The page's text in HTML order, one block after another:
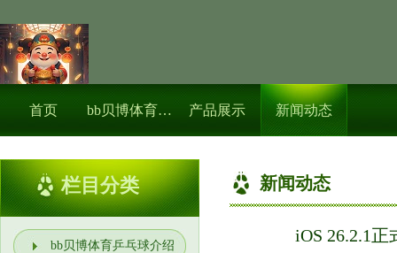
首页 bb贝博体育乒乓球介绍 产品展示 新闻动态
栏目分类
bb贝博体育乒乓球介绍
新闻动态
iOS 26.2.1